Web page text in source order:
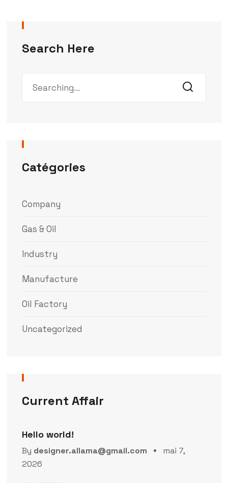
Search Here
Catégories
Company
Gas & Oil
Industry
Manufacture
Oil Factory
Uncategorized
Current Affair
Hello world!
By designer.allama@gmail.com
mai 7,
2026